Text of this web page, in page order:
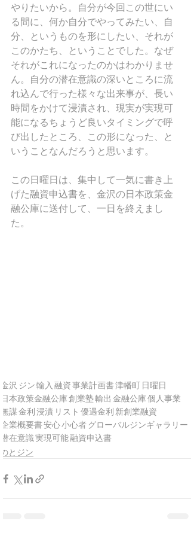
やりたいから。自分が今回この世にい
る間に、何か自分でやってみたい、自
分、というものを形にしたい、それが
このかたち、ということでした。なぜ
それがこれになったのかはわかりませ
ん。自分の潜在意識の深いところに流
れ込んで行った様々な出来事が、長い
時間をかけて浸漬され、現実が実現可
能になるちょうど良いタイミングで呼
び出したところ、この形になった、と
いうことなんだろうと思います。
この日曜日は、集中して一気に書き上
げた融資申込書を、金沢の日本政策金
融公庫に送付して、一日を終えまし
た。
金沢 ジン輸入 融資事業計画書津幡町 日曜日
日本政策金融公庫創業塾輸出 金融公庫個人事業
無謀金利浸漬 リスト 優遇金利 新創業融資
企業概要書安心小心者グローバルジンギャラリー
潜在意識実現可能融資申込書
のとジン